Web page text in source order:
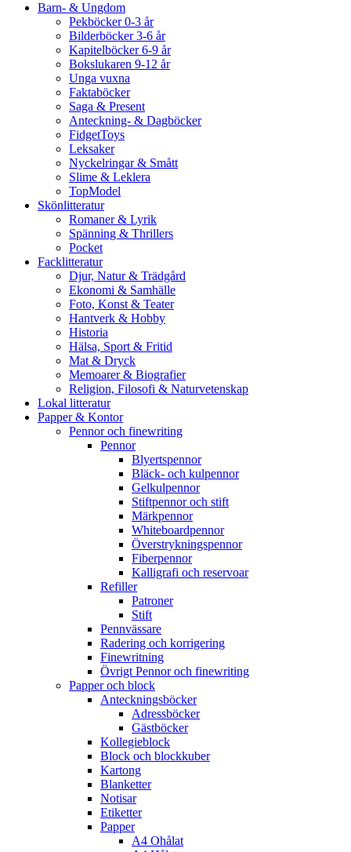
Barn- & Ungdom
Pekböcker 0-3 år
Bilderböcker 3-6 år
Kapitelböcker 6-9 år
Bokslukaren 9-12 år
Unga vuxna
Faktaböcker
Saga & Present
Anteckning- & Dagböcker
FidgetToys
Leksaker
Nyckelringar & Smått
Slime & Leklera
TopModel
Skönlitteratur
Romaner & Lyrik
Spänning & Thrillers
Pocket
Facklitteratur
Djur, Natur & Trädgård
Ekonomi & Samhälle
Foto, Konst & Teater
Hantverk & Hobby
Historia
Hälsa, Sport & Fritid
Mat & Dryck
Memoarer & Biografier
Religion, Filosofi & Naturvetenskap
Lokal litteratur
Papper & Kontor
Pennor och finewriting
Pennor
Blyertspennor
Bläck- och kulpennor
Gelkulpennor
Stiftpennor och stift
Märkpennor
Whiteboardpennor
Överstrykningspennor
Fiberpennor
Kalligrafi och reservoar
Refiller
Patroner
Stift
Pennvässare
Radering och korrigering
Finewritning
Övrigt Pennor och finewriting
Papper och block
Anteckningsböcker
Adressböcker
Gästböcker
Kollegieblock
Block och blockkuber
Kartong
Blanketter
Notisar
Etiketter
Papper
A4 Ohålat